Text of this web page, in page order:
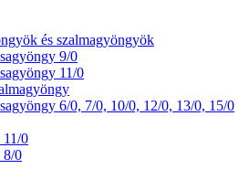
és szalmagyöngyök
9/0
11/0
6/0, 7/0, 10/0, 12/0, 13/0, 15/0
0
8/0